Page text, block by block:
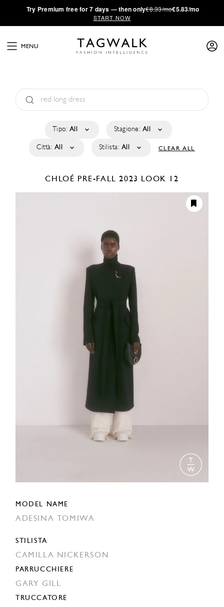
·Try Premium free for 7 days — then only€8.33/mo€5.83/mo
START NOW
MENU
Tipo: All Stagione: All
Città: All Stilista: All CLEAR ALL
CHLOÉ PRE-FALL 2023 LOOK 12
MODEL NAME
ADESINA TOMIWA
STILISTA
CAMILLA NICKERSON
PARRUCCHIERE
GARY GILL
TRUCCATORE